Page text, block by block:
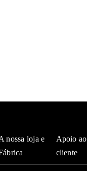
nossa loja e
Apoio ao
cliente